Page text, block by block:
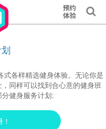
式各样精选健身体验。无论你是
同样可以找到合心意的健身班
健身服务计划: